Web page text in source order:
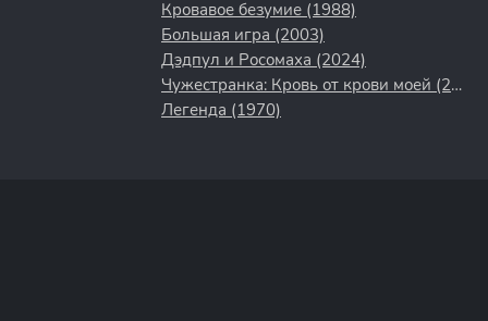
Кровавое безумие (1988)
Большая игра (2003)
Дэдпул и Росомаха (2024)
Чужестранка: Кровь от крови моей (2025)
Легенда (1970)